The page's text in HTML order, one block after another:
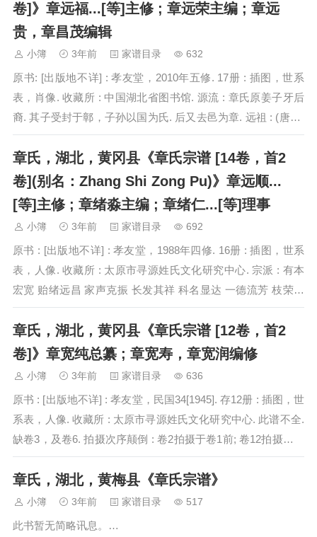
卷]》章远福...[等]主修 ; 章远荣主编 ; 章远
贵，章昌茂编辑
小簿 3年前 家谱目录 632
原书: [出版地不详] : 孝友堂，2010年五修. 17册 : 插图，世系
表，肖像. 收藏所 : 中国湖北省图书馆. 源流 : 章氏原姜子牙后
裔. 其子受封于鄣，子孙以国为氏. 后又去邑为章. 远祖 : (唐末)
章仔钧. 因官居闽之浦城…
章氏，湖北，黄冈县《章氏宗谱 [14卷，首2
卷](别名：Zhang Shi Zong Pu)》章远顺...
[等]主修 ; 章绪淼主编 ; 章绪仁...[等]理事
小簿 3年前 家谱目录 692
原书 : [出版地不详] : 孝友堂，1988年四修. 16册 : 插图，世系
表，人像. 收藏所 : 太原市寻源姓氏文化研究中心. 宗派 : 有本
宏宽 贻绪远昌 家声克振 长发其祥 科名显达 一德流芳 枝荣叶
茂 桂馥兰香 光前裕后 福寿安…
章氏，湖北，黄冈县《章氏宗谱 [12卷，首2
卷]》章宽纯总纂 ; 章宽寿，章宽润编修
小簿 3年前 家谱目录 636
原书 : [出版地不详] : 孝友堂，民国34[1945]. 存12册 : 插图，世
系表，人像. 收藏所 : 太原市寻源姓氏文化研究中心. 此谱不全.
缺卷3，及卷6. 拍摄次序颠倒 : 卷2拍摄于卷1前; 卷12拍摄于卷
11前. 一世祖…
章氏，湖北，黄梅县《章氏宗谱》
小簿 3年前 家谱目录 517
此书暂无简略讯息。…